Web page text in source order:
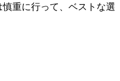
重に行って、ベストな選